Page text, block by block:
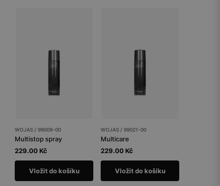
WOJAS / 99009-00
Multistop spray
229.00 Kč
Vložit do košíku
WOJAS / 99021-00
Multicare
229.00 Kč
Vložit do košíku